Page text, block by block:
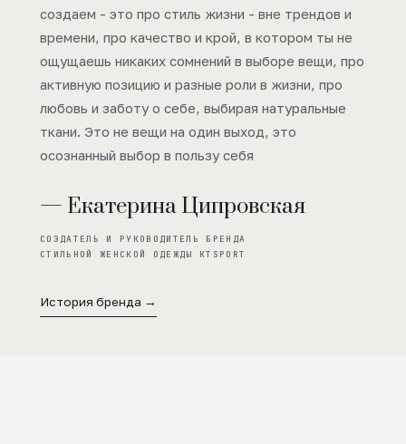
создаем - это про стиль жизни - вне трендов и
времени, про качество и крой, в котором ты не
ощущаешь никаких сомнений в выборе вещи, про
активную позицию и разные роли в жизни, про
любовь и заботу о себе, выбирая натуральные
ткани. Это не вещи на один выход, это
осознанный выбор в пользу себя
— Екатерина Ципровская
СОЗДАТЕЛЬ И РУКОВОДИТЕЛЬ БРЕНДА
СТИЛЬНОЙ ЖЕНСКОЙ ОДЕЖДЫ KTSPORT
История бренда →